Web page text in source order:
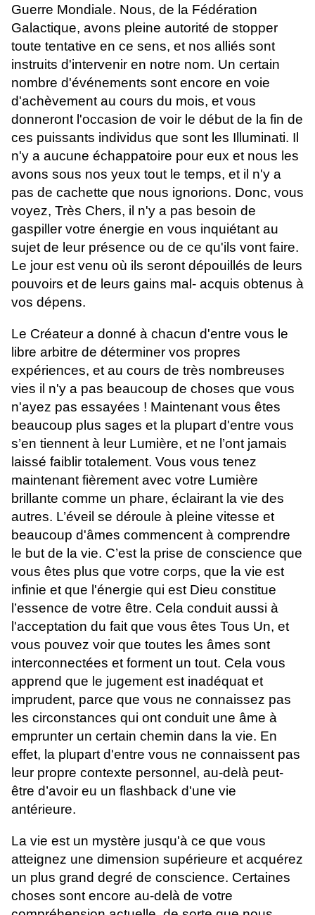
Guerre Mondiale. Nous, de la Fédération
Galactique, avons pleine autorité de stopper
toute tentative en ce sens, et nos alliés sont
instruits d'intervenir en notre nom. Un certain
nombre d'événements sont encore en voie
d'achèvement au cours du mois, et vous
donneront l'occasion de voir le début de la fin de
ces puissants individus que sont les Illuminati. Il
n'y a aucune échappatoire pour eux et nous les
avons sous nos yeux tout le temps, et il n'y a
pas de cachette que nous ignorions. Donc, vous
voyez, Très Chers, il n'y a pas besoin de
gaspiller votre énergie en vous inquiétant au
sujet de leur présence ou de ce qu'ils vont faire.
Le jour est venu où ils seront dépouillés de leurs
pouvoirs et de leurs gains mal- acquis obtenus à
vos dépens.
Le Créateur a donné à chacun d'entre vous le
libre arbitre de déterminer vos propres
expériences, et au cours de très nombreuses
vies il n'y a pas beaucoup de choses que vous
n'ayez pas essayées ! Maintenant vous êtes
beaucoup plus sages et la plupart d'entre vous
s’en tiennent à leur Lumière, et ne l’ont jamais
laissé faiblir totalement. Vous vous tenez
maintenant fièrement avec votre Lumière
brillante comme un phare, éclairant la vie des
autres. L’éveil se déroule à pleine vitesse et
beaucoup d'âmes commencent à comprendre
le but de la vie. C’est la prise de conscience que
vous êtes plus que votre corps, que la vie est
infinie et que l'énergie qui est Dieu constitue
l’essence de votre être. Cela conduit aussi à
l'acceptation du fait que vous êtes Tous Un, et
vous pouvez voir que toutes les âmes sont
interconnectées et forment un tout. Cela vous
apprend que le jugement est inadéquat et
imprudent, parce que vous ne connaissez pas
les circonstances qui ont conduit une âme à
emprunter un certain chemin dans la vie. En
effet, la plupart d'entre vous ne connaissent pas
leur propre contexte personnel, au-delà peut-
être d’avoir eu un flashback d'une vie
antérieure.
La vie est un mystère jusqu'à ce que vous
atteignez une dimension supérieure et acquérez
un plus grand degré de conscience. Certaines
choses sont encore au-delà de votre